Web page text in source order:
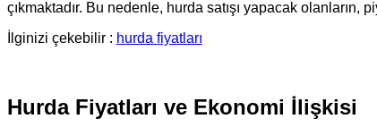
çıkmaktadır. Bu nedenle, hurda satışı yapacak
İlginizi çekebilir : hurda fiyatları
Hurda Fiyatları ve Ekonomi İlişkisi